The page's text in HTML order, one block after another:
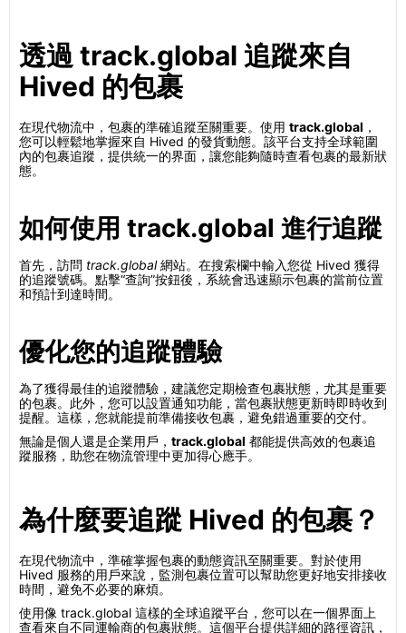
透過 track.global 追蹤來自
Hived 的包裹
在現代物流中，包裹的準確追蹤至關重要。使用 track.global ，
您可以輕鬆地掌握來自 Hived 的發貨動態。該平台支持全球範圍
內的包裹追蹤，提供統一的界面，讓您能夠隨時查看包裹的最新狀
態。
如何使用 track.global 進行追蹤
首先，訪問 track.global網站。在搜索欄中輸入您從 Hived 獲得
的追蹤號碼。點擊“查詢”按鈕後，系統會迅速顯示包裹的當前位置
和預計到達時間。
優化您的追蹤體驗
為了獲得最佳的追蹤體驗，建議您定期檢查包裹狀態，尤其是重要
的包裹。此外，您可以設置通知功能，當包裹狀態更新時即時收到
提醒。這樣，您就能提前準備接收包裹，避免錯過重要的交付。
無論是個人還是企業用戶， track.global 都能提供高效的包裹追
蹤服務，助您在物流管理中更加得心應手。
為什麼要追蹤 Hived 的包裹？
在現代物流中，準確掌握包裹的動態資訊至關重要。對於使用
Hived 服務的用戶來說，監測包裹位置可以幫助您更好地安排接收
時間，避免不必要的麻煩。
使用像 track.global 這樣的全球追蹤平台，您可以在一個界面上
查看來自不同運輸商的包裹狀態。這個平台提供詳細的路徑資訊，